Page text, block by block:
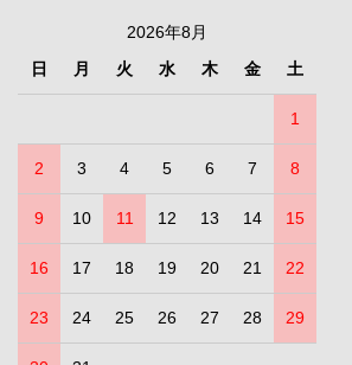
2026年8月
日
月 火 水 木 金 土
1
2 3 4 5 6 7 8
9 10 11 12 13 14 15
16 17 18 19 20 21 22
23 24 25 26 27 28 29